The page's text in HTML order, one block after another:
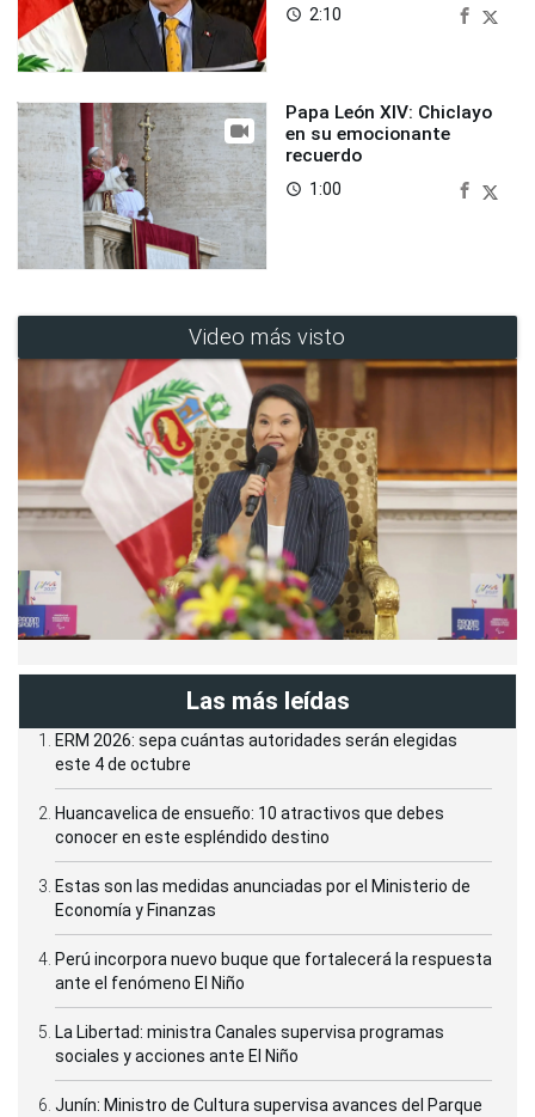
access_time 2:10
Papa León XIV: Chiclayo
en su emocionante
recuerdo
access_time 1:00
Video más visto
Las más leídas
ERM 2026: sepa cuántas autoridades serán elegidas
este 4 de octubre
Huancavelica de ensueño: 10 atractivos que debes
conocer en este espléndido destino
Estas son las medidas anunciadas por el Ministerio de
Economía y Finanzas
Perú incorpora nuevo buque que fortalecerá la respuesta
ante el fenómeno El Niño
La Libertad: ministra Canales supervisa programas
sociales y acciones ante El Niño
Junín: Ministro de Cultura supervisa avances del Parque